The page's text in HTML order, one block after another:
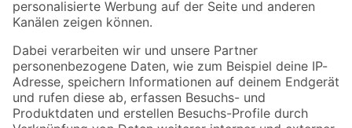
Folge uns
Zahlungsarten Versandarten